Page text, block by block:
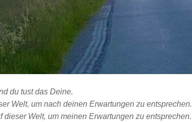
du tust das Deine.
Welt, um nach deinen Erwartungen zu entsprechen.
dieser Welt, um meinen Erwartungen zu entsprechen.